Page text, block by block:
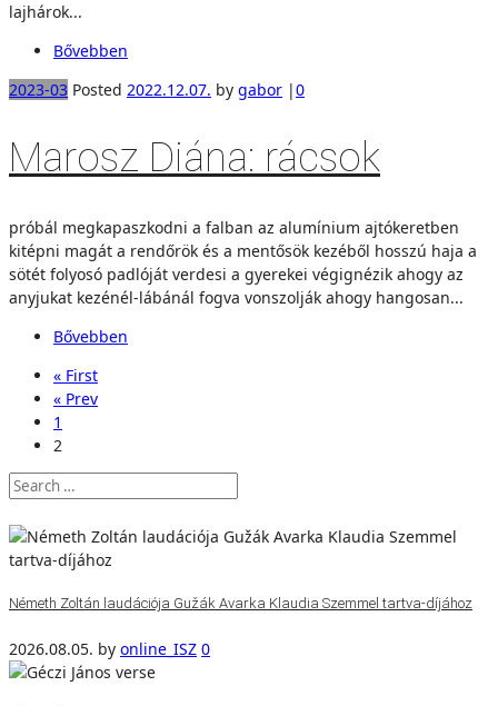
lajhárok...
Bővebben
2023-03 Posted 2022.12.07. by gabor |0
Marosz Diána: rácsok
próbál megkapaszkodni a falban az alumínium ajtókeretben
kitépni magát a rendőrök és a mentősök kezéből hosszú haja a
sötét folyosó padlóját verdesi a gyerekei végignézik ahogy az
anyjukat kezénél-lábánál fogva vonszolják ahogy hangosan...
Bővebben
« First
« Prev
1
2
Németh Zoltán laudációja Gužák Avarka Klaudia Szemmel tartva-díjához
2026.08.05. by online_ISZ 0